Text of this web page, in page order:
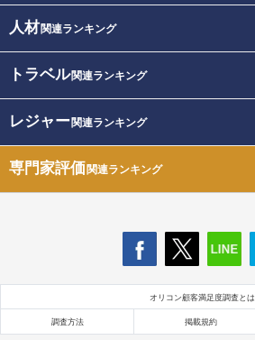
人材関連ランキング
トラベル関連ランキング
レジャー関連ランキング
専門家評価関連ランキング
オリコン顧客満足度調査とは
調査方法 掲載規約